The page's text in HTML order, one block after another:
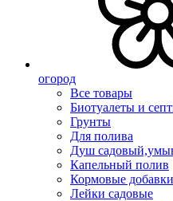
огород
Все товары
Биотуалеты и
Грунты
Для полива
Душ
Капельный полив
Кормовые
Лейки садовые